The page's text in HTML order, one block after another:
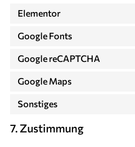
Elementor
Google Fonts
Google reCAPTCHA
Google Maps
Sonstiges
7. Zustimmung